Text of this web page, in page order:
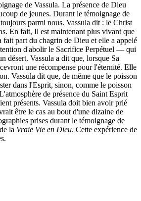
de Vassula. La présence de Dieu
de jeunes. Durant le témoignage de
parmi nous. Vassula dit : le Christ
En fait, Il est maintenant plus vivant que
fait part du chagrin de Dieu et elle a appelé
d'abolir le Sacrifice Perpétuel — qui
désert. Vassula a dit que, lorsque Sa
une récompense pour l'éternité. Elle
Vassula dit que, de même que le poisson
dans l'Esprit, sinon, comme le poisson
de présence du Saint Esprit
présents. Vassula doit bien avoir prié
être le cas au bout d'une dizaine de
prises durant le témoignage de
la Vraie Vie en Dieu. Cette expérience de